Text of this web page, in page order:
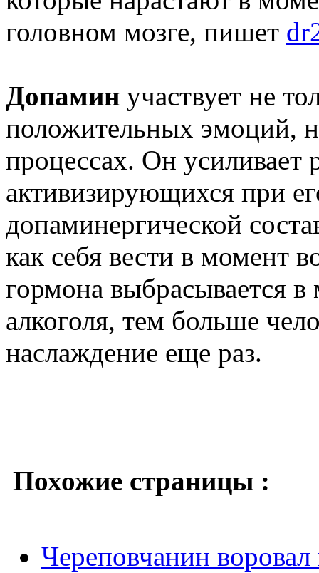
головном мозге, пишет
Допамин участвует не
положительных эмоций,
процессах. Он усиливает
активизирующихся при
допаминергической
как себя вести в момент
гормона выбрасывается
алкоголя, тем больше
наслаждение еще раз.
Похожие страницы :
Череповчанин